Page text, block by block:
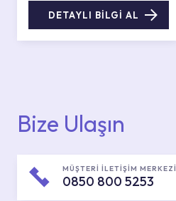
DETAYLI BİLGİ AL
Bize Ulaşın
MÜŞTERİ İLETİŞİM MERKEZİ
0850 800 5253